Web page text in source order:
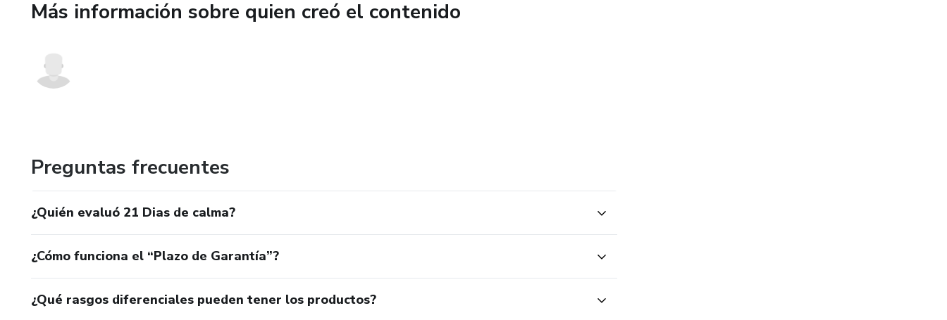
Más información sobre quien creó el contenido
Preguntas frecuentes
¿Quién evaluó 21 Dias de calma?
¿Cómo funciona el “Plazo de Garantía”?
¿Qué rasgos diferenciales pueden tener los productos?